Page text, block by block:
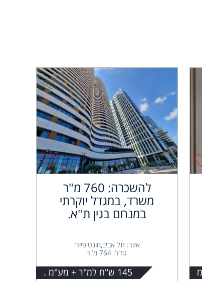
להשכרה: 760 מ"ר
משרד, במגדל יוקרתי
במנחם בגין ת"א.
אזור: תל אביב,מונטיפיורי
גודל: 764 מ"ר
145 ש"ח למ"ר + מע"מ .